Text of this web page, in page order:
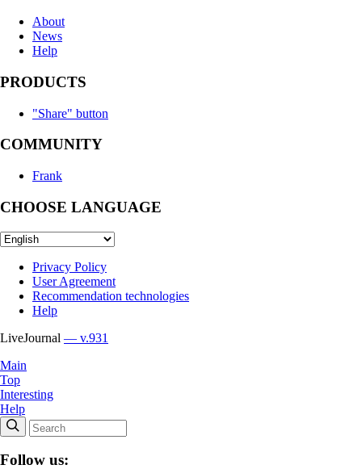
About
News
Help
PRODUCTS
"Share" button
COMMUNITY
Frank
CHOOSE LANGUAGE
Privacy Policy
User Agreement
Recommendation technologies
Help
LiveJournal — v.931
Main
Top
Interesting
Help
Follow us: